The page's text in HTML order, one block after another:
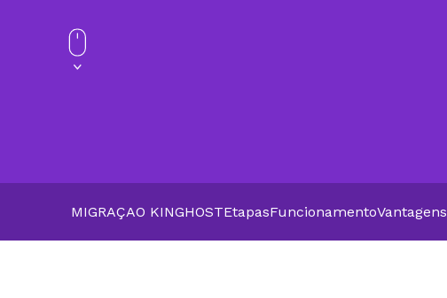
MIGRAÇAO KINGHOSTEtapasFuncionamentoVantagens